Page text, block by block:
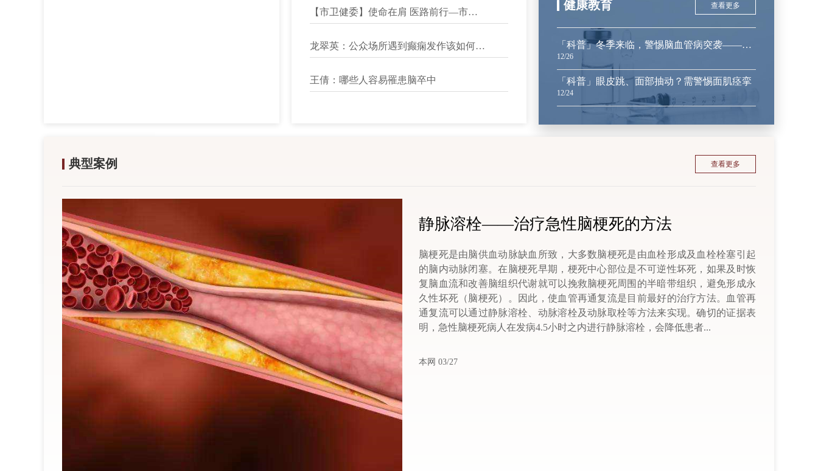
健康教育 查看更多
「科普」冬季来临，警惕脑血管病突袭——做好这几点，筑牢健康防线
12/26
「科普」眼皮跳、面部抽动？需警惕面肌痉挛
12/24
【市卫健委】使命在肩 医路前行—市中心医院王倩以担当诠释医者仁心
龙翠英：公众场所遇到癫痫发作该如何正确施救
王倩：哪些人容易罹患脑卒中
典型案例 查看更多
静脉溶栓——治疗急性脑梗死的方法
脑梗死是由脑供血动脉缺血所致，大多数脑梗死是由血栓形成及血栓栓塞引起
的脑内动脉闭塞。在脑梗死早期，梗死中心部位是不可逆性坏死，如果及时恢
复脑血流和改善脑组织代谢就可以挽救脑梗死周围的半暗带组织，避免形成永
久性坏死（脑梗死）。因此，使血管再通复流是目前最好的治疗方法。血管再
通复流可以通过静脉溶栓、动脉溶栓及动脉取栓等方法来实现。确切的证据表
明，急性脑梗死病人在发病4.5小时之内进行静脉溶栓，会降低患者...
本网 03/27